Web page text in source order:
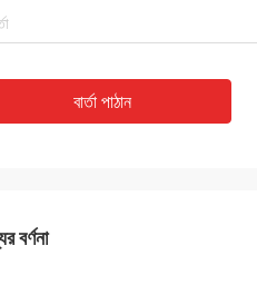
বার্তা পাঠান
বর্ণনা